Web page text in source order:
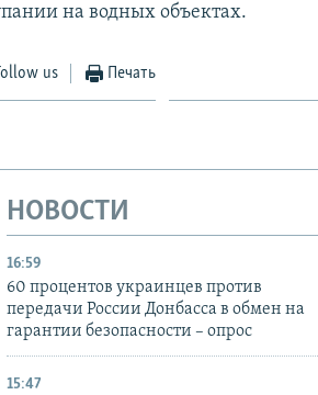
на водных объектах.
us Печать
НОВОСТИ
16:59
60 процентов украинцев против
передачи России Донбасса в обмен на
гарантии безопасности – опрос
15:47